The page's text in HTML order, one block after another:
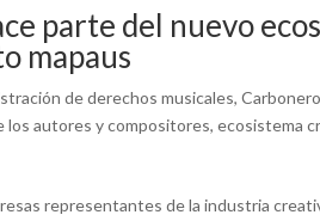
parte del nuevo
mapaus
de derechos musicales,
los autores y compositores,ecosistema
representantes de la industria